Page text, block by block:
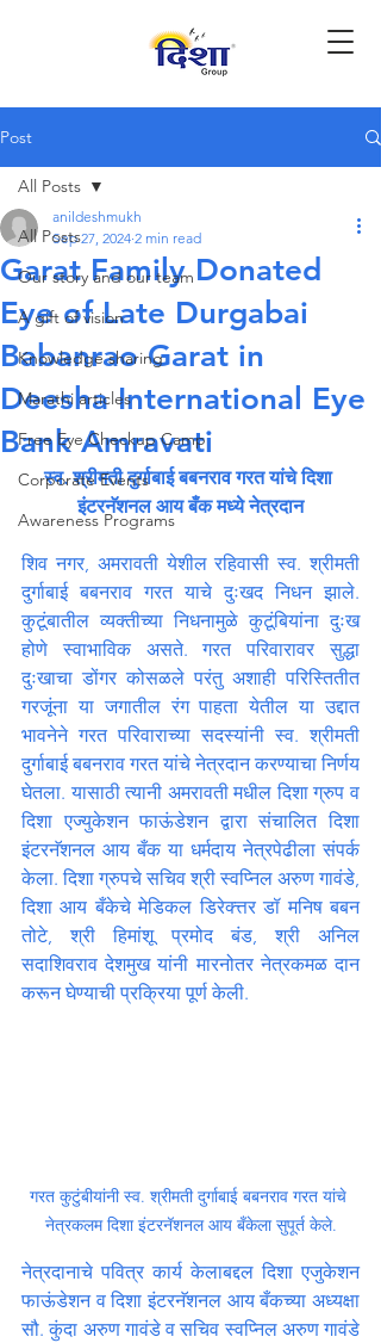
Post
All Posts
Our story and our team
A gift of vision
Knowledge sharing
Marathi articles
Free Eye Checkup Camp
Corporate Events
Awareness Programs
All Posts
Garat Family Donated
Eye of Late Durgabai
Babanrao Garat in
Deesha International Eye
Bank Amravati
anildeshmukh
Sep 27, 2024 2 min read
स्व. श्रीमती दुर्गाबाई बबनराव गरत यांचे दिशा
इंटरनॅशनल आय बँक मध्ये नेत्रदान
शिव नगर, अमरावती येशील रहिवासी स्व. श्रीमती
दुर्गाबाई बबनराव गरत याचे दुःखद निधन झाले.
कुटूंबातील व्यक्तीच्या निधनामुळे कुटूंबियांना दुःख
होणे स्वाभाविक असते. गरत परिवारावर सुद्धा
दुःखाचा डोंगर कोसळले परंतु अशाही परिस्तितीत
गरजूंना या जगातील रंग पाहता येतील या उद्दात
भावनेने गरत परिवाराच्या सदस्यांनी स्व. श्रीमती
दुर्गाबाई बबनराव गरत यांचे नेत्रदान करण्याचा निर्णय
घेतला. यासाठी त्यानी अमरावती मधील दिशा ग्रुप व
दिशा एज्युकेशन फाऊंडेशन द्वारा संचालित दिशा
इंटरनॅशनल आय बँक या धर्मदाय नेत्रपेढीला संपर्क
केला. दिशा ग्रुपचे सचिव श्री स्वप्निल अरुण गावंडे,
दिशा आय बँकेचे मेडिकल डिरेक्त्तर डॉ मनिष बबन
तोटे, श्री हिमांशू प्रमोद बंड, श्री अनिल
सदाशिवराव देशमुख यांनी मारनोतर नेत्रकमळ दान
करून घेण्याची प्रक्रिया पूर्ण केली.
गरत कुटुंबीयांनी स्व. श्रीमती दुर्गाबाई बबनराव गरत यांचे
नेत्रकलम दिशा इंटरनॅशनल आय बँकेला सुपूर्त केले.
नेत्रदानाचे पवित्र कार्य केलाबद्दल दिशा एजुकेशन
फाऊंडेशन व दिशा इंटरनॅशनल आय बँकच्या अध्यक्षा
सौ. कुंदा अरुण गावंडे व सचिव स्वप्निल अरुण गावंडे